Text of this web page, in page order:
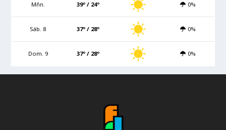
Mñn. 39º / 24º 0%
Sáb. 8 37º / 28º 0%
Dom. 9 37º / 28º 0%